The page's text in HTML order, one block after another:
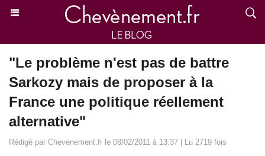
"Le problème n'est pas de battre
Sarkozy mais de proposer à la
France une politique réellement
alternative"
Rédigé par Chevenement.fr le 08/02/2011 à 13:37 | Lu 2719 fois